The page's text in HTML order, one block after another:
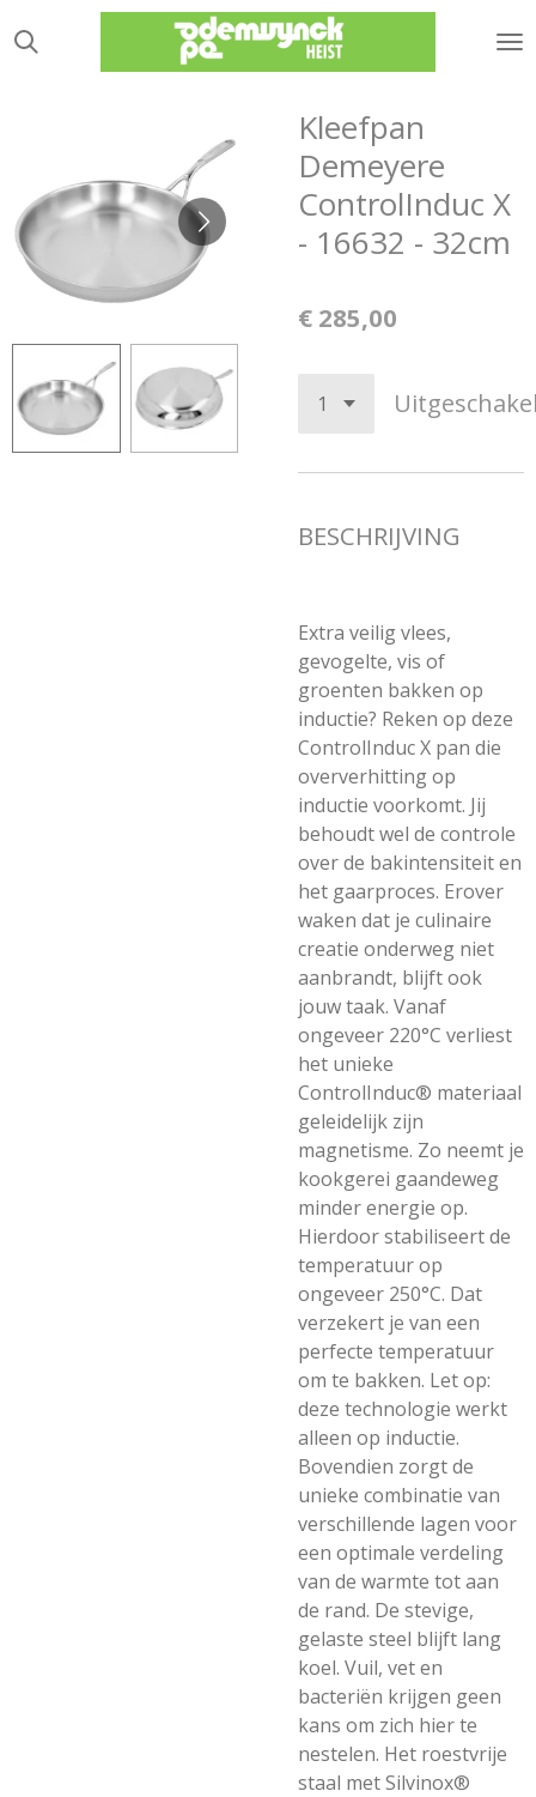
direct
Kleefpan
Demeyere
ControlInduc X
- 16632 - 32cm
€ 285,00
BESCHRIJVING
Extra veilig vlees,
gevogelte, vis of
groenten bakken op
inductie? Reken op deze
ControlInduc X pan die
oververhitting op
inductie voorkomt. Jij
behoudt wel de controle
over de bakintensiteit en
het gaarproces. Erover
waken dat je culinaire
creatie onderweg niet
aanbrandt, blijft ook
jouw taak. Vanaf
ongeveer 220°C verliest
het unieke
ControlInduc® materiaal
geleidelijk zijn
magnetisme. Zo neemt je
kookgerei gaandeweg
minder energie op.
Hierdoor stabiliseert de
temperatuur op
ongeveer 250°C. Dat
verzekert je van een
perfecte temperatuur
om te bakken. Let op:
deze technologie werkt
alleen op inductie.
Bovendien zorgt de
unieke combinatie van
verschillende lagen voor
een optimale verdeling
van de warmte tot aan
de rand. De stevige,
gelaste steel blijft lang
koel. Vuil, vet en
bacteriën krijgen geen
kans om zich hier te
nestelen. Het roestvrije
staal met Silvinox®